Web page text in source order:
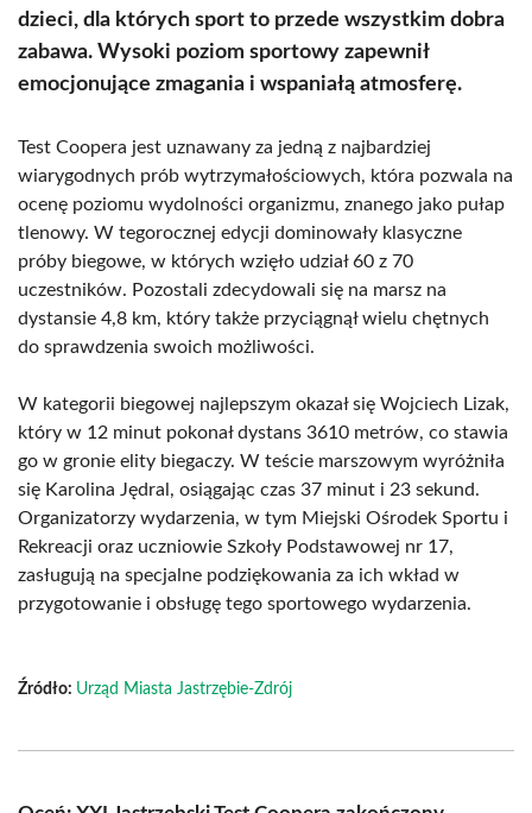
dzieci, dla których sport to przede wszystkim dobra
zabawa. Wysoki poziom sportowy zapewnił
emocjonujące zmagania i wspaniałą atmosferę.
Test Coopera jest uznawany za jedną z najbardziej
wiarygodnych prób wytrzymałościowych, która pozwala na
ocenę poziomu wydolności organizmu, znanego jako pułap
tlenowy. W tegorocznej edycji dominowały klasyczne
próby biegowe, w których wzięło udział 60 z 70
uczestników. Pozostali zdecydowali się na marsz na
dystansie 4,8 km, który także przyciągnął wielu chętnych
do sprawdzenia swoich możliwości.
W kategorii biegowej najlepszym okazał się Wojciech Lizak,
który w 12 minut pokonał dystans 3610 metrów, co stawia
go w gronie elity biegaczy. W teście marszowym wyróżniła
się Karolina Jędral, osiągając czas 37 minut i 23 sekund.
Organizatorzy wydarzenia, w tym Miejski Ośrodek Sportu i
Rekreacji oraz uczniowie Szkoły Podstawowej nr 17,
zasługują na specjalne podziękowania za ich wkład w
przygotowanie i obsługę tego sportowego wydarzenia.
Źródło: Urząd Miasta Jastrzębie-Zdrój